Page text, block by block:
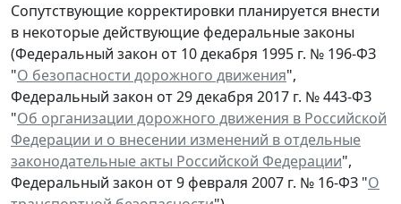
Сопутствующие корректировки планируется внести
в некоторые действующие федеральные законы
(Федеральный закон от 10 декабря 1995 г. № 196-ФЗ
"О безопасности дорожного движения",
Федеральный закон от 29 декабря 2017 г. № 443-ФЗ
"Об организации дорожного движения в Российской
Федерации и о внесении изменений в отдельные
законодательные акты Российской Федерации",
Федеральный закон от 9 февраля 2007 г. № 16-ФЗ "О